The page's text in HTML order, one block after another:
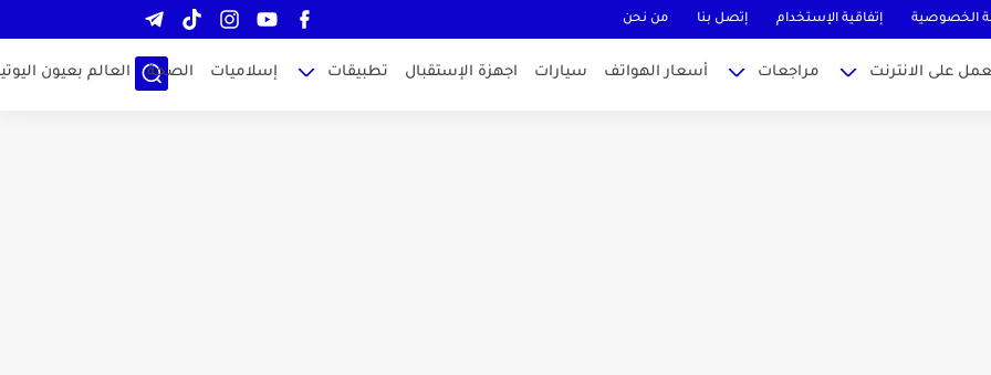
الخصوصية إتفاقية الإستخدام إتصل بنا من نحن
على الانترنت مراجعات أسعار الهواتف سيارات اجهزة الإستقبال تطبيقات إسلاميات الصحة العالم بعيون